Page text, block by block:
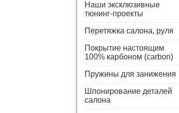
Наши эксклюзивные
тюнинг-проекты
Перетяжка салона, руля
Покрытие настоящим
100% карбоном (carbon)
Пружины для занижения
Шпонирование деталей
салона